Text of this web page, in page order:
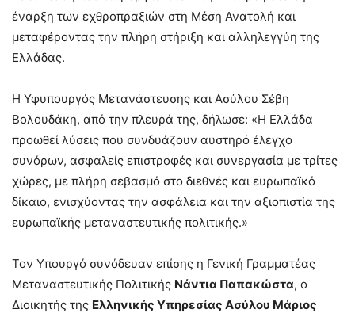
έναρξη των εχθροπραξιών στη Μέση Ανατολή και
μεταφέροντας την πλήρη στήριξη και αλληλεγγύη της
Ελλάδας.
Η Υφυπουργός Μετανάστευσης και Ασύλου Σέβη
Βολουδάκη, από την πλευρά της, δήλωσε: «Η Ελλάδα
προωθεί λύσεις που συνδυάζουν αυστηρό έλεγχο
συνόρων, ασφαλείς επιστροφές και συνεργασία με τρίτες
χώρες, με πλήρη σεβασμό στο διεθνές και ευρωπαϊκό
δίκαιο, ενισχύοντας την ασφάλεια και την αξιοπιστία της
ευρωπαϊκής μεταναστευτικής πολιτικής.»
Τον Υπουργό συνόδευαν επίσης η Γενική Γραμματέας
Μεταναστευτικής Πολιτικής Νάντια Παπακώστα, ο
Διοικητής της Ελληνικής Υπηρεσίας Ασύλου Μάριος